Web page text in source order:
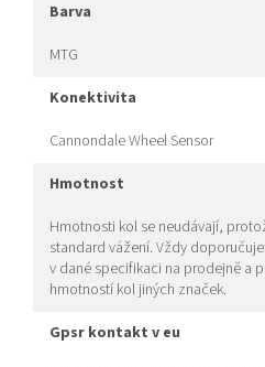
barva
MTG
konektivita
Cannondale Wheel Sensor
hmotnost
Hmotnosti kol se neudávají,
standard vážení. Vždy
v dané specifikaci na prodejně a
hmotností kol jiných značek.
gpsr kontakt v eu